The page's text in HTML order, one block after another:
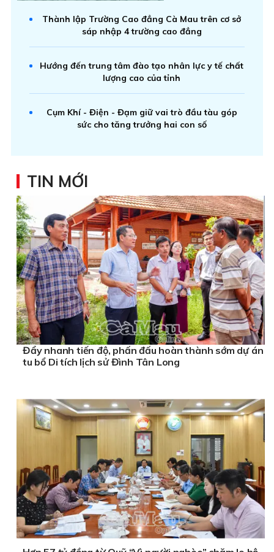
Thành lập Trường Cao đẳng Cà Mau trên cơ sở
sáp nhập 4 trường cao đẳng
Hướng đến trung tâm đào tạo nhân lực y tế chất
lượng cao của tỉnh
Cụm Khí - Điện - Đạm giữ vai trò đầu tàu góp
sức cho tăng trưởng hai con số
TIN MỚI
Đẩy nhanh tiến độ, phấn đấu hoàn thành sớm dự án
tu bổ Di tích lịch sử Đình Tân Long